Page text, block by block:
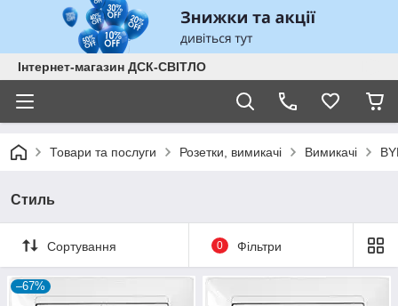
Інтернет-магазин ДСК-СВІТЛО
Товари та послуги Розетки, вимикачі Вимикачі
Стиль
Сортування 0 Фільтри
–67%